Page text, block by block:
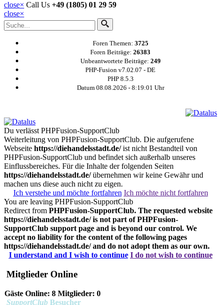
close× Call Us +49 (1805) 01 29 59
close×
Foren Themen: 3725
Foren Beiträge: 26383
Unbeantwortete Beiträge: 249
PHP-Fusion v7.02.07 - DE
PHP 8.5.3
Datum 08.08.2026 - 8:19:01 Uhr
Du verlässt PHPFusion-SupportClub
Weiterleitung von PHPFusion-SupportClub. Die aufgerufene
Webseite https://diehandelsstadt.de/ist nicht Bestandteil von
PHPFusion-SupportClub und befindet sich außerhalb unseres
Einflussbereiches. Für die Inhalte der folgenden Seiten
https://diehandelsstadt.de/übernehmen wir keine Gewähr und
machen uns diese auch nicht zu eigen.
Ich verstehe und möchte fortfahren Ich möchte nicht fortfahren
You are leaving PHPFusion-SupportClub
Redirect from PHPFusion-SupportClub. The requested website
https://diehandelsstadt.de/is not part of PHPFusion-
SupportClub support page and is beyond our control. We
accept no liability for the content of the following pages
https://diehandelsstadt.de/and do not adopt them as our own.
I understand and I wish to continue I do not wish to continue
Mitglieder Online
Gäste Online: 8 Mitglieder: 0
SupportClub Besucher